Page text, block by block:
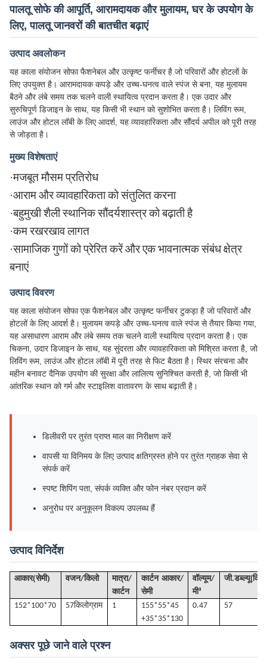
पालतू सोफे की आपूर्ति, आरामदायक और मुलायम, घर के उपयोग के
लिए, पालतू जानवरों की बातचीत बढ़ाएं
उत्पाद अवलोकन
यह काला संयोजन सोफा फैशनेबल और उत्कृष्ट फर्नीचर है जो परिवारों और होटलों के
लिए उपयुक्त है। आरामदायक कपड़े और उच्च-घनत्व वाले स्पंज से बना, यह मुलायम
बैठने और लंबे समय तक चलने वाली स्थायित्व प्रदान करता है। एक उदार और
सुरुचिपूर्ण डिजाइन के साथ, यह किसी भी स्थान को सुशोभित करता है। लिविंग रूम,
लाउंज और होटल लॉबी के लिए आदर्श, यह व्यावहारिकता और सौंदर्य अपील को पूरी तरह
से जोड़ता है।
मुख्य विशेषताएं
·मजबूत मौसम प्रतिरोध
·आराम और व्यावहारिकता को संतुलित करना
·बहुमुखी शैली स्थानिक सौंदर्यशास्त्र को बढ़ाती है
·कम रखरखाव लागत
·सामाजिक गुणों को प्रेरित करें और एक भावनात्मक संबंध क्षेत्र
बनाएं
उत्पाद विवरण
यह काला संयोजन सोफा एक फैशनेबल और उत्कृष्ट फर्नीचर टुकड़ा है जो परिवारों और
होटलों के लिए आदर्श है। मुलायम कपड़े और उच्च-घनत्व वाले स्पंज से तैयार किया गया,
यह असाधारण आराम और लंबे समय तक चलने वाली स्थायित्व प्रदान करता है। एक
चिकना, उदार डिजाइन के साथ, यह सुंदरता और व्यावहारिकता को मिश्रित करता है, जो
लिविंग रूम, लाउंज और होटल लॉबी में पूरी तरह से फिट बैठता है। स्थिर संरचना और
महीन बनावट दैनिक उपयोग की सुरक्षा और लालित्य सुनिश्चित करती है, जो किसी भी
आंतरिक स्थान को गर्म और स्टाइलिश वातावरण के साथ बढ़ाती है।
डिलीवरी पर तुरंत प्राप्त माल का निरीक्षण करें
वापसी या विनिमय के लिए उत्पाद क्षतिग्रस्त होने पर तुरंत ग्राहक सेवा से
संपर्क करें
स्पष्ट शिपिंग पता, संपर्क व्यक्ति और फोन नंबर प्रदान करें
अनुरोध पर अनुकूलन विकल्प उपलब्ध हैं
उत्पाद विनिर्देश
आकार(सेमी) वजन/किलो
मात्रा/
कार्टन
कार्टन आकार/
सेमी
वॉल्यूम/
मी³
जी
152*100*70 57किलोग्राम 1
155*55*45
+35*35*130
0.47 57
अक्सर पूछे जाने वाले प्रश्न